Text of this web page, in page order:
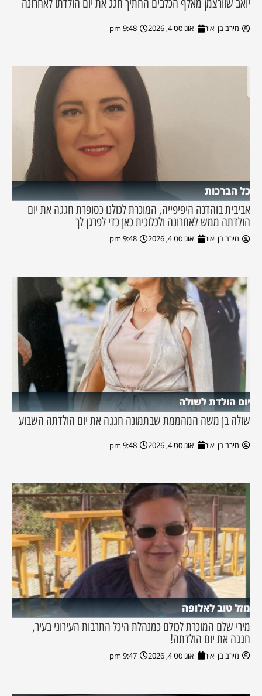
יואב שוורצמן מאלף הכלבים החתיך חגג את יום הולדתו לאחרונה
מירב בן יאיר אוגוסט 4, 2026 9:48 pm
כל הברכות
אביבית בוהדנה היפיפייה, המוכרת לכולנו כסופרת חגגה את יום
הולדתה ממש לאחרונה ולכלוכית כאן כדי לפרגן לך
מירב בן יאיר אוגוסט 4, 2026 9:48 pm
יום הולדת לשולה
שולה בן משה המהממת שבתמונה חגגה את יום הולדתה השבוע
מירב בן יאיר אוגוסט 4, 2026 9:48 pm
מזל טוב לאלופה
מירי שלם המוכרת לכולם כמנהלת היכל התרבות העירוני בעיר,
חגגה את יום הולדתה!
מירב בן יאיר אוגוסט 4, 2026 9:47 pm